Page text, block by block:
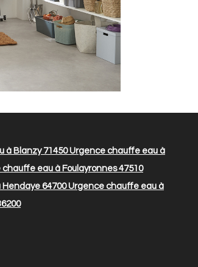
à Blanzy 71450Urgence chauffe eau à
eau à Foulayronnes 47510
64700Urgence chauffe eau à